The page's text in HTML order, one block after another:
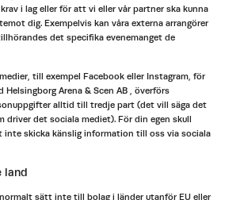
i lag eller för att vi eller vår partner ska kunna
dig. Exempelvis kan våra externa arrangörer
det specifika evenemanget de
till exempel Facebook eller Instagram, för
Arena & Scen AB , överförs
alltid till tredje part (det vill säga det
driver det sociala mediet). För din egen skull
inte skicka känslig information till oss via sociala
land
sätt inte till bolag i länder utanför EU eller